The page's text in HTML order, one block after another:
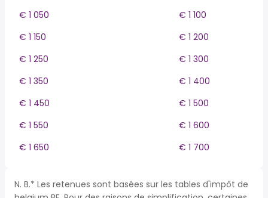
€ 1 050
€ 1 100
€ 1 150
€ 1 200
€ 1 250
€ 1 300
€ 1 350
€ 1 400
€ 1 450
€ 1 500
€ 1 550
€ 1 600
€ 1 650
€ 1 700
N. B.* Les retenues sont basées sur les tables d'impôt de